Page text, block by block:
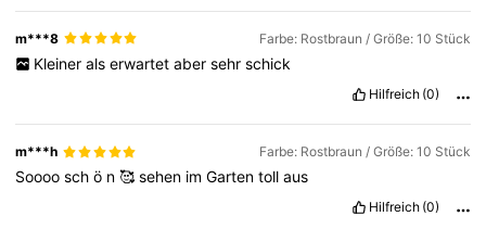
m***8 Farbe: Rostbraun / Größe: 10 Stück
Kleiner als erwartet aber sehr schick
Hilfreich (0)
m***h Farbe: Rostbraun / Größe: 10 Stück
Sooooschö n🥰sehen imGartentollaus
Hilfreich (0)
1K Follower